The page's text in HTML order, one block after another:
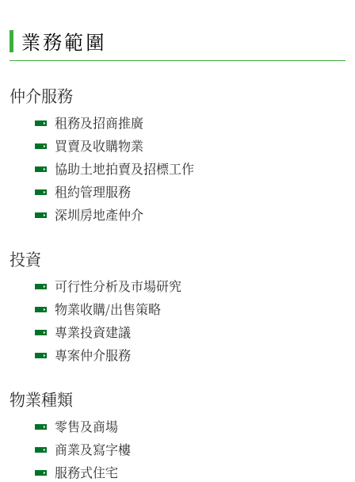
業務範圍
仲介服務
租務及招商推廣
買賣及收購物業
協助土地拍賣及招標工作
租約管理服務
深圳房地產仲介
投資
可行性分析及市場研究
物業收購/出售策略
專業投資建議
專案仲介服務
物業種類
零售及商場
商業及寫字樓
服務式住宅